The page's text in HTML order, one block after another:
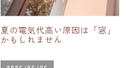
夏の電気代高い原因は「窓」
かもしれません